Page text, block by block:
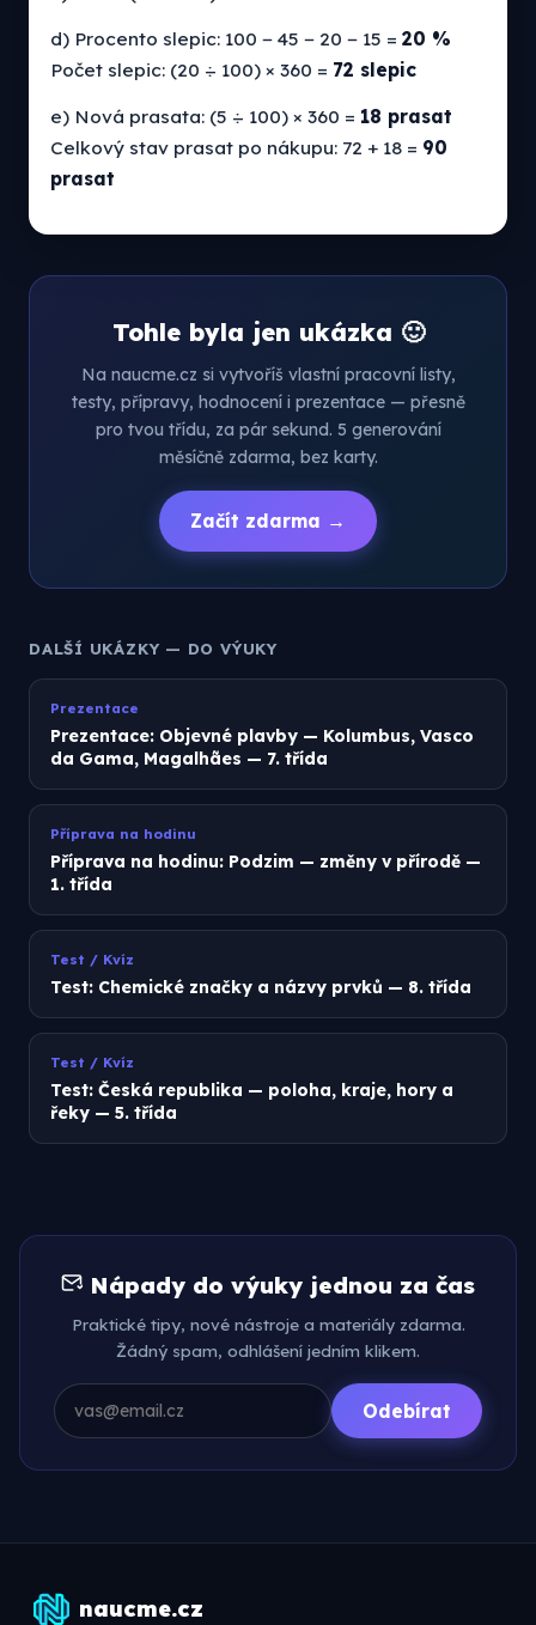
d) Procento slepic: 100 − 45 − 20 − 15 = 20 %
Počet slepic: (20 ÷ 100) × 360 = 72 slepic
e) Nová prasata: (5 ÷ 100) × 360 = 18 prasat
Celkový stav prasat po nákupu: 72 + 18 = 90
prasat
Tohle byla jen ukázka 🙂
Na naucme.cz si vytvoříš vlastní pracovní listy,
testy, přípravy, hodnocení i prezentace — přesně
pro tvou třídu, za pár sekund. 5 generování
měsíčně zdarma, bez karty.
Začít zdarma →
DALŠÍ UKÁZKY — DO VÝUKY
Prezentace
Prezentace: Objevné plavby — Kolumbus, Vasco
da Gama, Magalhães — 7. třída
Příprava na hodinu
Příprava na hodinu: Podzim — změny v přírodě —
1. třída
Test / Kvíz
Test: Chemické značky a názvy prvků — 8. třída
Test / Kvíz
Test: Česká republika — poloha, kraje, hory a
řeky — 5. třída
Nápady do výuky jednou za čas
Praktické tipy, nové nástroje a materiály zdarma.
Žádný spam, odhlášení jedním klikem.
Odebírat
naucme.cz